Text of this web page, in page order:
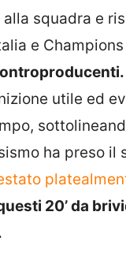
squadra e
e
utile ed
ha preso
20’ da